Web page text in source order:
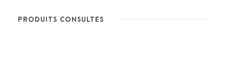
PRODUITS CONSULTÉS